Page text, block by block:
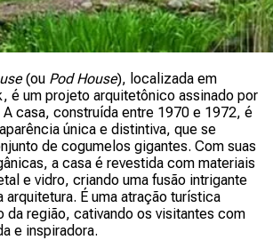
(ou Pod House), localizada em
é um projeto arquitetônico assinado por
casa, construída entre 1970 e 1972, é
única e distintiva, que se
de cogumelos gigantes. Com suas
a casa é revestida com materiais
e vidro, criando uma fusão intrigante
arquitetura. É uma atração turística
da região, cativando os visitantes com
e inspiradora.